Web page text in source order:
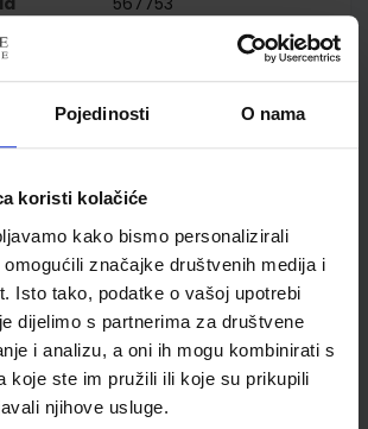
Pojedinosti O nama
koristi kolačiće
kako bismo personalizirali
značajke društvenih medija i
Isto tako, podatke o vašoj upotrebi
dijelimo s partnerima za društvene
i analizu, a oni ih mogu kombinirati s
koje ste im pružili ili koje su prikupili
njihove usluge.
MEDICINSKA NAKLADA
Jasna Čerkez Habek i
3 STRUKOVNA
ZDRAVST. I MED.ŠKOLE